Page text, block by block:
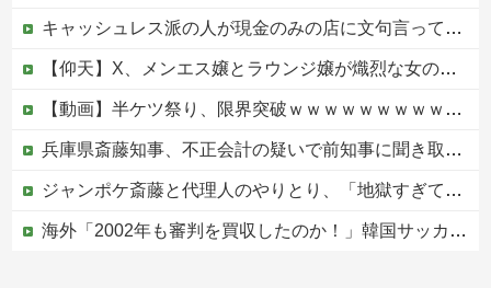
キャッシュレス派の人が現金のみの店に文句言ってるのってどう思う？他
【仰天】X、メンエス嬢とラウンジ嬢が熾烈な女の争いを繰り広げ対戦型になってしまうw w w w w w w w
【動画】半ケツ祭り、限界突破ｗｗｗｗｗｗｗｗｗｗｗｗｗ
兵庫県斎藤知事、不正会計の疑いで前知事に聞き取り調査へ
ジャンポケ斎藤と代理人のやりとり、「地獄すぎて完全にコントになってる……」と衝撃を受ける人が続出中
海外「2002年も審判を買収したのか！」韓国サッカー協会による国際試合の審判買収が発覚し大騒ぎ！【海外の反応】